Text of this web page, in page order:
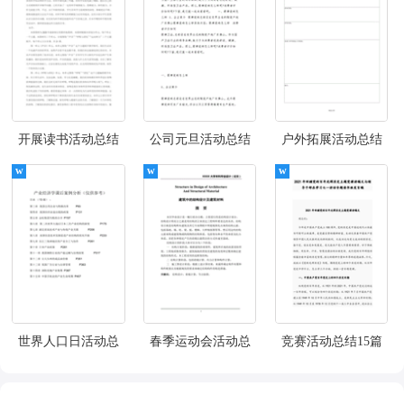
开展读书活动总结
(通用15篇)
公司元旦活动总结
13篇
户外拓展活动总结
(15篇)
世界人口日活动总
春季运动会活动总
竞赛活动总结15篇